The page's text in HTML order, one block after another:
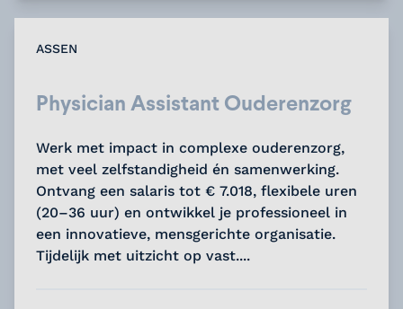
ASSEN
Physician Assistant Ouderenzorg
Werk met impact in complexe ouderenzorg,
met veel zelfstandigheid én samenwerking.
Ontvang een salaris tot € 7.018, flexibele uren
(20–36 uur) en ontwikkel je professioneel in
een innovatieve, mensgerichte organisatie.
Tijdelijk met uitzicht op vast....